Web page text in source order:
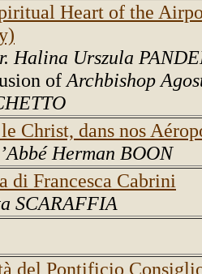
Heart of the
Halina Urszula
of Archbishop
le Christ, dans nos
Herman BOON
di Francesca Cabrini
SCARAFFIA
del Pontificio